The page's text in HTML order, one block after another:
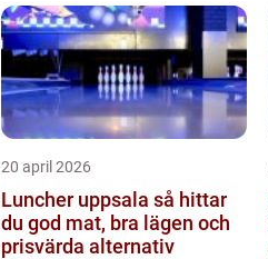
20 april 2026
Luncher uppsala så hittar
du god mat, bra lägen och
prisvärda alternativ